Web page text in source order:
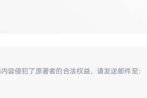
容侵犯了原著者的合法权益，请发送邮件至：